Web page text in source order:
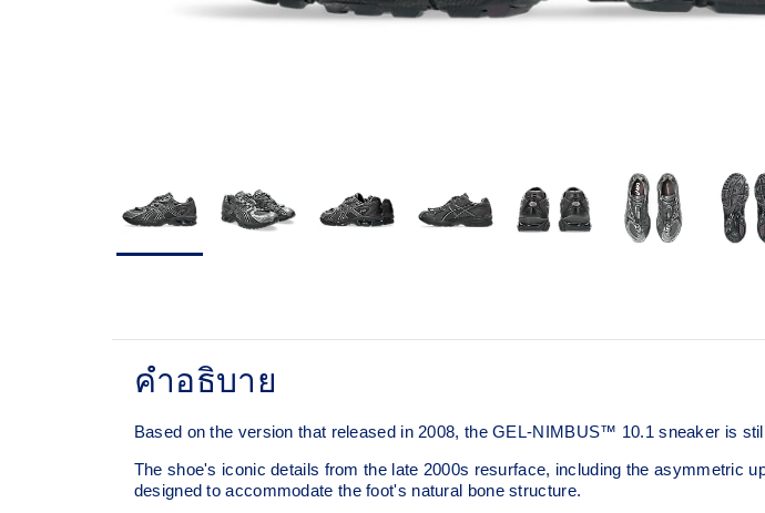
คำอธิบาย
Based on the version that released in 2008, the GEL-NIMBUS™ 10.1 sneaker is
The shoe's iconic details from the late 2000s resurface, including the asymmetric
designed to accommodate the foot's natural bone structure.​